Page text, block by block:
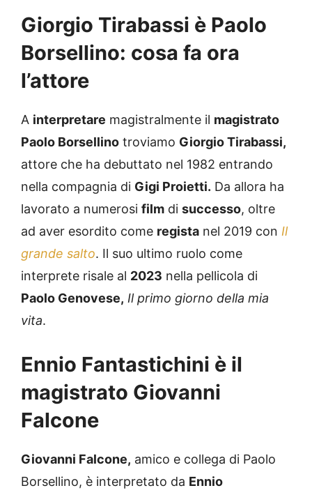
Giorgio Tirabassi è Paolo
Borsellino: cosa fa ora
l’attore
A interpretare magistralmente il magistrato
Paolo Borsellino troviamo Giorgio Tirabassi,
attore che ha debuttato nel 1982 entrando
nella compagnia di Gigi Proietti. Da allora ha
lavorato a numerosi film di successo, oltre
ad aver esordito come regista nel 2019 con Il
grande salto. Il suo ultimo ruolo come
interprete risale al 2023 nella pellicola di
Paolo Genovese, Il primo giorno della mia
vita.
Ennio Fantastichini è il
magistrato Giovanni
Falcone
Giovanni Falcone, amico e collega di Paolo
Borsellino, è interpretato da Ennio